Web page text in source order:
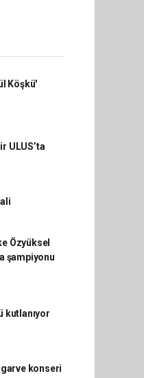
Köşkü'
ULUS’ta
Özyüksel
şampiyonu
kutlanıyor
konseri